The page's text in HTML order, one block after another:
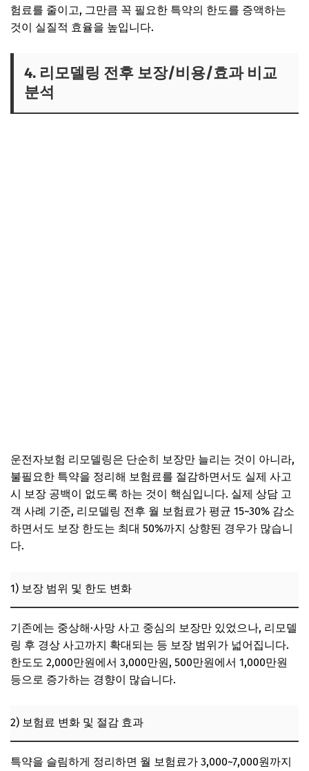
험료를 줄이고, 그만큼 꼭 필요한 특약의 한도를 증액하는
것이 실질적 효율을 높입니다.
4. 리모델링 전후 보장/비용/효과 비교
분석
운전자보험 리모델링은 단순히 보장만 늘리는 것이 아니라,
불필요한 특약을 정리해 보험료를 절감하면서도 실제 사고
시 보장 공백이 없도록 하는 것이 핵심입니다. 실제 상담 고
객 사례 기준, 리모델링 전후 월 보험료가 평균 15~30% 감소
하면서도 보장 한도는 최대 50%까지 상향된 경우가 많습니
다.
1) 보장 범위 및 한도 변화
기존에는 중상해·사망 사고 중심의 보장만 있었으나, 리모델
링 후 경상 사고까지 확대되는 등 보장 범위가 넓어집니다.
한도도 2,000만원에서 3,000만원, 500만원에서 1,000만원
등으로 증가하는 경향이 많습니다.
2) 보험료 변화 및 절감 효과
특약을 슬림하게 정리하면 월 보험료가 3,000~7,000원까지